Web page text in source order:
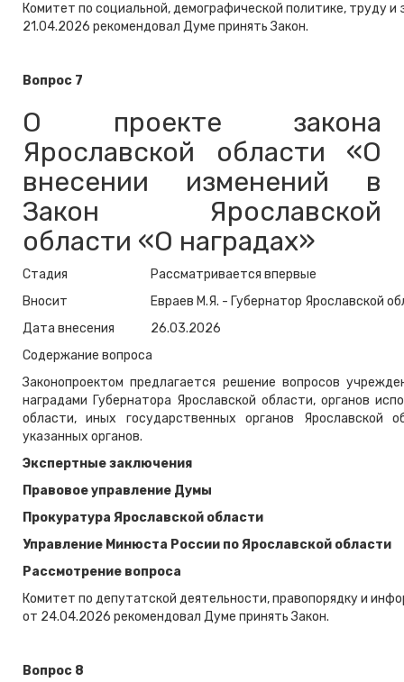
Комитет по социальной, демографической политике, труду
21.04.2026 рекомендовал Думе принять Закон.
Вопрос 7
О проекте закона
Ярославской области «О
внесении изменений в
Закон Ярославской
области «О наградах»
Стадия
Рассматривается впервые
Вносит
Евраев М.Я. - Губернатор Ярославской
Дата внесения
26.03.2026
Содержание вопроса
Законопроектом предлагается решение вопросов
наградами Губернатора Ярославской области, органов
области, иных государственных органов Ярославской
указанных органов.
Экспертные заключения
Правовое управление Думы
Прокуратура Ярославской области
Управление Минюста России по Ярославской области
Рассмотрение вопроса
Комитет по депутатской деятельности, правопорядку и
от 24.04.2026 рекомендовал Думе принять Закон.
Вопрос 8